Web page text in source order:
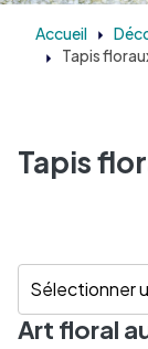
Accueil
Tapis
Tapis
Art floral